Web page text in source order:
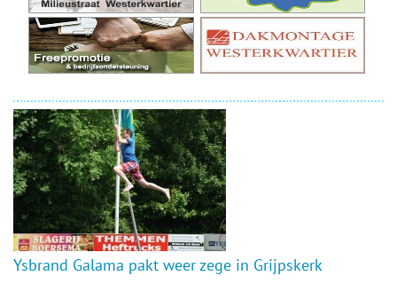
Ysbrand Galama pakt weer zege in Grijpskerk